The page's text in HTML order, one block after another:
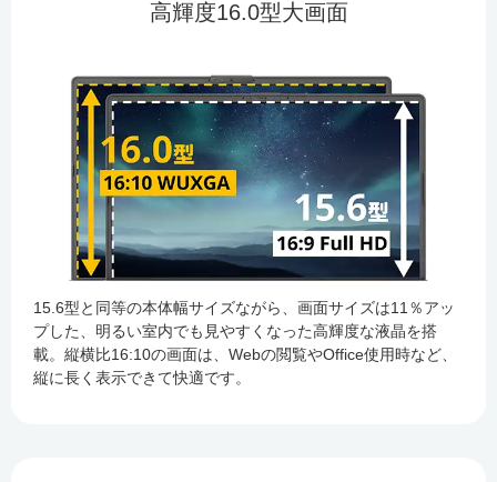
高輝度16.0型大画面
15.6型と同等の本体幅サイズながら、画面サイズは11％アッ
プした、明るい室内でも見やすくなった高輝度な液晶を搭
載。縦横比16:10の画面は、Webの閲覧やOffice使用時など、
縦に長く表示できて快適です。